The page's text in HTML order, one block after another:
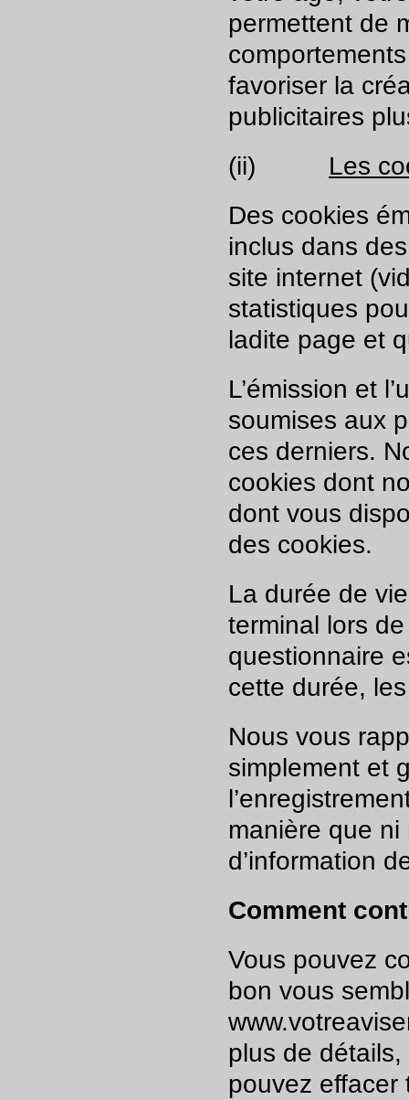
permettent de
favoriser la
publicitaires
(ii) Les
Des cookies
inclus dans
site internet
statistiques
ladite page et
L’émission et
soumises aux
ces derniers.
cookies dont
dont vous
des cookies.
La durée de
terminal lors
questionnaire
cette durée,
Nous vous
simplement et
manière que
d’information
Comment
Vous pouvez
bon vous
plus de
pouvez effacer